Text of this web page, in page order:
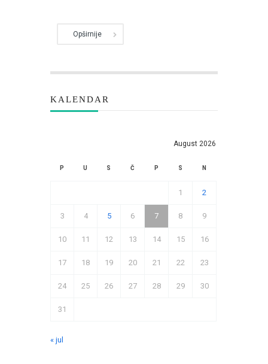
Opširnije
KALENDAR
August 2026
P U S Č P S N
1 2
3 4 5 6 7 8 9
10 11 12 13 14 15 16
17 18 19 20 21 22 23
24 25 26 27 28 29 30
31
« jul